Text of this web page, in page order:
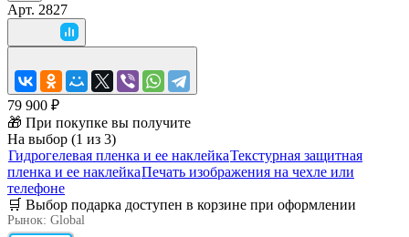
Арт. 2827
79 900 ₽
🎁 При покупке вы получите
На выбор (1 из 3)
Гидрогелевая пленка и ее наклейкаТекстурная защитная
пленка и ее наклейкаПечать изображения на чехле или
телефоне
🛒 Выбор подарка доступен в корзине при оформлении
Рынок: Global